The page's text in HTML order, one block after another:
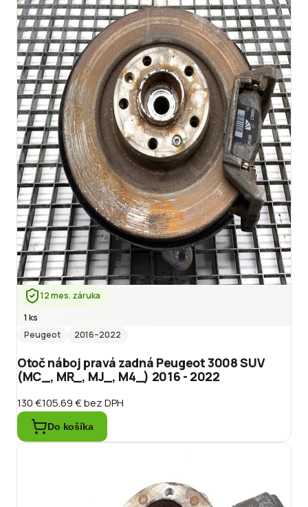
12 mes. záruka
1 ks
Peugeot
2016–2022
Otoč náboj pravá zadná Peugeot 3008 SUV
(MC_, MR_, MJ_, M4_) 2016 - 2022
130 €105.69 €bez DPH
Do košíka